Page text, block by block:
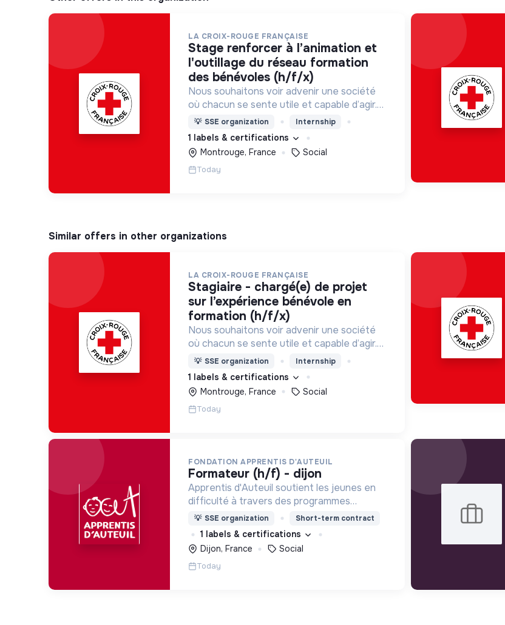
LA CROIX-ROUGE FRANÇAISE
stage renforcer à l’animation et
l'outillage du réseau formation
des bénévoles (h/f/x)
Nous souhaitons voir advenir une société
où chacun se sente utile et capable d’agir.
Pour cela, nous proposons des moyens et
des lieux d’engagement innovants et
adaptés à tous.
💡 SSE organization Internship
1 labels & certifications
Montrouge, France
Social
Today
Similar offers in other organizations
LA CROIX-ROUGE FRANÇAISE
stagiaire - chargé(e) de projet
sur l’expérience bénévole en
formation (h/f/x)
Nous souhaitons voir advenir une société
où chacun se sente utile et capable d’agir.
Pour cela, nous proposons des moyens et
des lieux d’engagement innovants et
adaptés à tous.
💡 SSE organization Internship
1 labels & certifications
Montrouge, France
Social
Today
FONDATION APPRENTIS D'AUTEUIL
formateur (h/f) - dijon
Apprentis d'Auteuil soutient les jeunes en
difficulté à travers des programmes
d’accueil, d’éducation, de formation et
d’insertion pour leur permettre de devenir
des hommes et des femmes debout.
💡 SSE organization Short-term contract
1 labels & certifications
Dijon, France
Social
Today